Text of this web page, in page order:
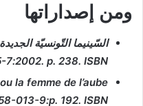
ومن إصداراتها
السّينيما التّونسيّة الجديدة
2002. p. 238. ISBN:
7
la femme de l’aube
p. 192. ISBN:
013-9